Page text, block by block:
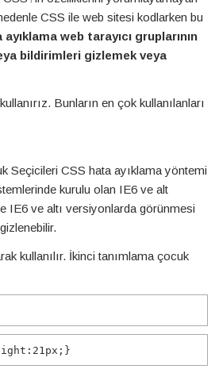
CSS ile web sitesi kodlarken bu
web tarayıcı gruplarının
bildirimleri gizlemek veya
Bunların en çok kullanılanları
Seçicileri CSS hata ayıklama yöntemi
kurulu olan IE6 ve alt
IE6 ve altı versiyonlarda görünmesi
kullanılır. İkinci tanımlama çocuk
: 21px ;}